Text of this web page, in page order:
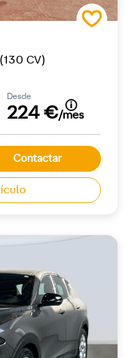
CV)
Desde
224 €/mes
Contactar